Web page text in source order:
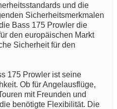
und die
Sicherheitsmerkmalen
Bass 175 Prowler die
den europäischen Markt
Sicherheit für den
175 Prowler ist seine
Ob für Angelausflüge,
mit Freunden und
benötigte Flexibilität. Die